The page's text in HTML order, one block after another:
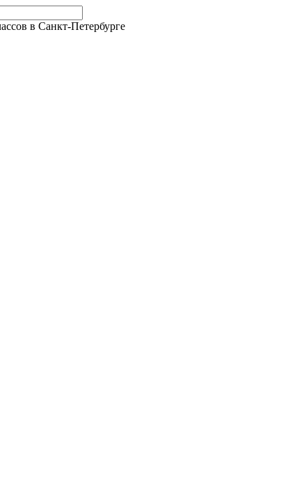
в Санкт-Петербурге